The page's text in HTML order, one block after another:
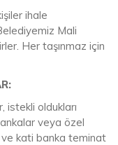
ihale
Mali
Her taşınmaz için
istekli oldukları
veya özel
ve kati banka teminat